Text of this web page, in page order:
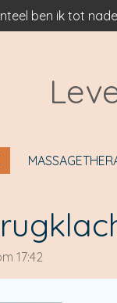
ben ik tot
17:42